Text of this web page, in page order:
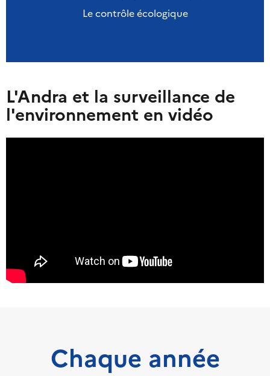
Le contrôle écologique
L'Andra et la surveillance de
l'environnement en vidéo
Chaque année